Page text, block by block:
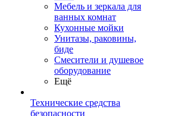
Мебель и зеркала для
ванных комнат
Кухонные мойки
Унитазы, раковины,
биде
Смесители и душевое
оборудование
Ещё
Технические средства
безопасности